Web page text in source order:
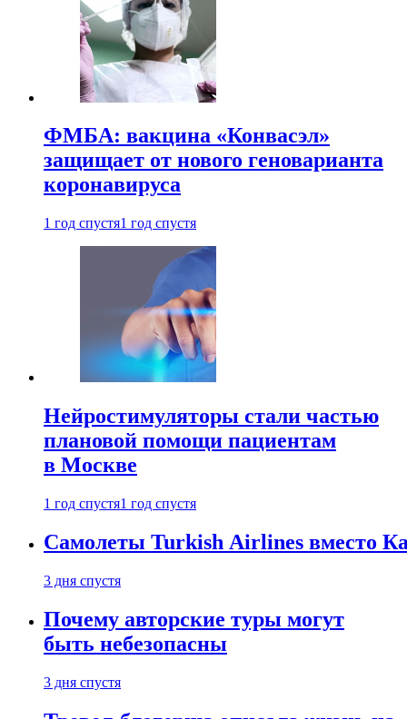
ФМБА: вакцина «Конвасэл»
защищает от нового геноварианта
коронавируса
1 год спустя1 год спустя
Нейростимуляторы стали частью
плановой помощи пациентам
в Москве
1 год спустя1 год спустя
Самолеты Turkish Airlines вместо
3 дня спустя
Почему авторские туры могут
быть небезопасны
3 дня спустя